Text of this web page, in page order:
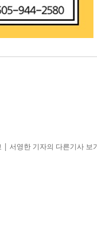
| 서영한 기자의 다른기사 보